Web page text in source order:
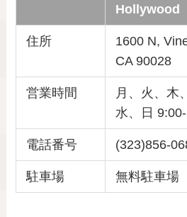
Hollywood
住所
1600 N,
CA 90028
営業時間
月、火、木
水、日
電話番号 (323)856-
駐車場 無料駐車場